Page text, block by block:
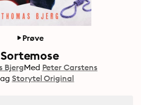
Prøve
Sortemose
BjergMed Peter Carstens
Storytel Original